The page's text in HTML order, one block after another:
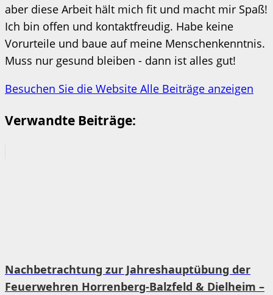
aber diese Arbeit hält mich fit und macht mir Spaß!
Ich bin offen und kontaktfreudig. Habe keine
Vorurteile und baue auf meine Menschenkenntnis.
Muss nur gesund bleiben - dann ist alles gut!
Besuchen Sie die Website Alle Beiträge anzeigen
Verwandte Beiträge:
Nachbetrachtung zur Jahreshauptübung der
Feuerwehren Horrenberg-Balzfeld & Dielheim –